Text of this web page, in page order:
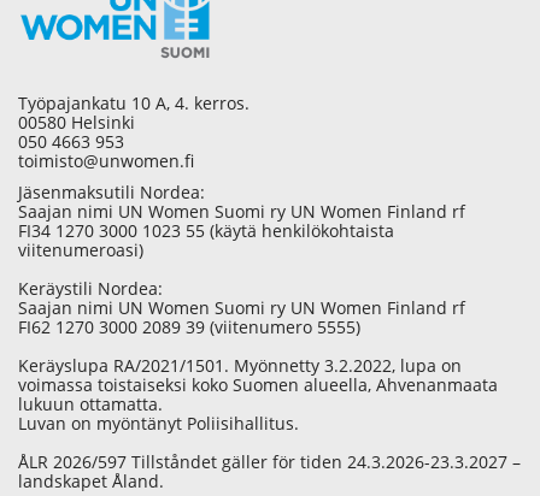
Työpajankatu 10 A, 4. kerros.
00580 Helsinki
050 4663 953
toimisto@unwomen.fi
Jäsenmaksutili Nordea:
Saajan nimi UN Women Suomi ry UN Women Finland rf
FI34 1270 3000 1023 55 (käytä henkilökohtaista
viitenumeroasi)
Keräystili Nordea:
Saajan nimi UN Women Suomi ry UN Women Finland rf
FI62 1270 3000 2089 39 (viitenumero 5555)
Keräyslupa RA/2021/1501. Myönnetty 3.2.2022, lupa on
voimassa toistaiseksi koko Suomen alueella, Ahvenanmaata
lukuun ottamatta.
Luvan on myöntänyt Poliisihallitus.
ÅLR 2026/597 Tillståndet gäller för tiden 24.3.2026-23.3.2027 –
landskapet Åland.